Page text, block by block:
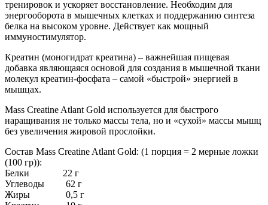
тренировок и ускоряет восстановление. Необходим для
энергооборота в мышечных клетках и поддержанию синтеза
белка на высоком уровне. Действует как мощный
иммуностимулятор.
Креатин (моногидрат креатина) – важнейшая пищевая
добавка являющаяся основой для создания в мышечной ткани
молекул креатин-фосфата – самой «быстрой» энергией в
мышцах.
Mass Creatine Atlant Gold используется для быстрого
наращивания не только массы тела, но и «сухой» массы мышц
без увеличения жировой прослойки.
Состав Mass Creatine Atlant Gold: (1 порция = 2 мерные ложки
(100 гр)):
Белки 22 г
Углеводы 62 г
Жиры 0,5 г